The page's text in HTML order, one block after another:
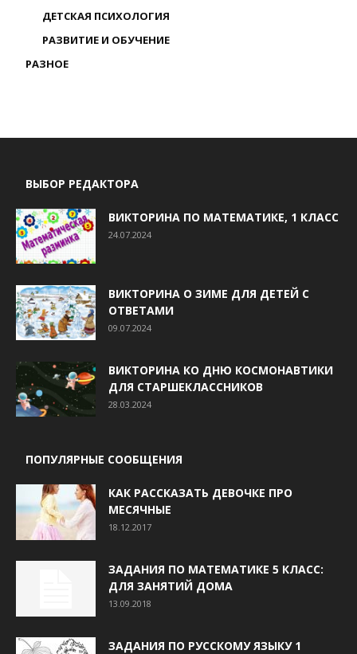
ДЕТСКАЯ ПСИХОЛОГИЯ
РАЗВИТИЕ И ОБУЧЕНИЕ
РАЗНОЕ
ВЫБОР РЕДАКТОРА
ВИКТОРИНА ПО МАТЕМАТИКЕ, 1 КЛАСС
24.07.2024
ВИКТОРИНА О ЗИМЕ ДЛЯ ДЕТЕЙ С
ОТВЕТАМИ
09.07.2024
ВИКТОРИНА КО ДНЮ КОСМОНАВТИКИ
ДЛЯ СТАРШЕКЛАССНИКОВ
28.03.2024
ПОПУЛЯРНЫЕ СООБЩЕНИЯ
КАК РАССКАЗАТЬ ДЕВОЧКЕ ПРО
МЕСЯЧНЫЕ
18.12.2017
ЗАДАНИЯ ПО МАТЕМАТИКЕ 5 КЛАСС:
ДЛЯ ЗАНЯТИЙ ДОМА
13.09.2018
ЗАДАНИЯ ПО РУССКОМУ ЯЗЫКУ 1